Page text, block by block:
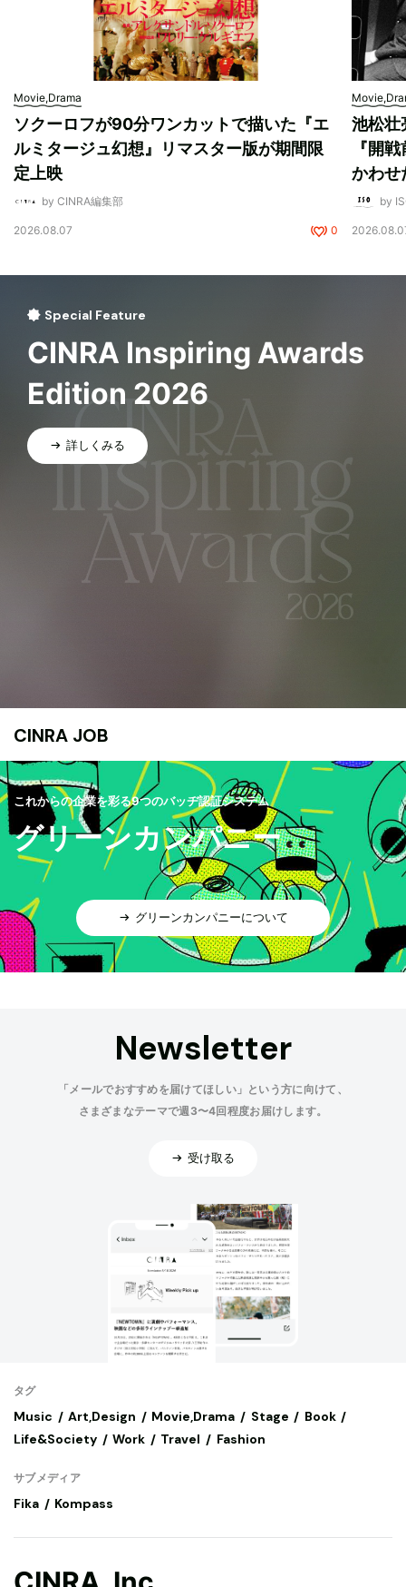
Movie,Drama
ソクーロフが90分ワンカットで描いた『エ
ルミタージュ幻想』リマスター版が期間限
定上映
by CINRA編集部
2026.08.07 0
池松壮
『開
かわせ
by
Special Feature
CINRA Inspiring Awards
Edition 2026
詳しくみる
CINRA JOB
これからの企業を彩る9つのバッヂ認証システム
グリーンカンパニー
グリーンカンパニーについて
Newsletter
「メールでおすすめを届けてほしい」という方に向けて、
さまざまなテーマで週3〜4回程度お届けします。
受け取る
タグ
Music Art,Design Movie,Drama Stage
Book
Life&Society
Work Travel Fashion
サブメディア
Fika Kompass